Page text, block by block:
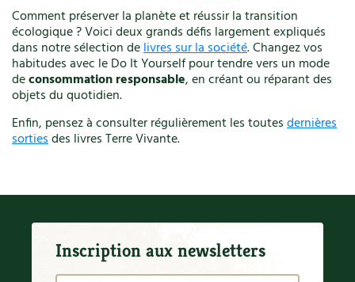
Comment préserver la planète et réussir la transition
écologique ? Voici deux grands défis largement expliqués
dans notre sélection delivres sur la société. Changez vos
habitudes avec le Do It Yourself pour tendre vers un mode
deconsommation responsable, en créant ou réparant des
objets du quotidien.
Enfin, pensez à consulter régulièrement les toutesdernières
sortiesdes livres Terre Vivante.
Inscription aux newsletters